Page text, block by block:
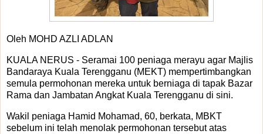
Oleh MOHD AZLI ADLAN
KUALA NERUS - Seramai 100 peniaga merayu agar Majlis
Bandaraya Kuala Terengganu (MEKT) mempertimbangkan
semula permohonan mereka untuk berniaga di tapak Bazar
Rama dan Jambatan Angkat Kuala Terengganu di sini.
Wakil peniaga Hamid Mohamad, 60, berkata, MBKT
sebelum ini telah menolak permohonan tersebut atas